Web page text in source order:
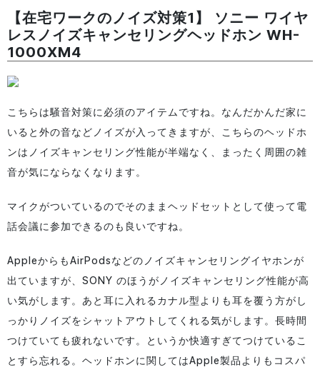
【在宅ワークのノイズ対策1】 ソニー ワイヤ
レスノイズキャンセリングヘッドホン WH-
1000XM4
こちらは騒音対策に必須のアイテムですね。なんだかんだ家に
いると外の音などノイズが入ってきますが、こちらのヘッドホ
ンはノイズキャンセリング性能が半端なく、まったく周囲の雑
音が気にならなくなります。
マイクがついているのでそのままヘッドセットとして使って電
話会議に参加できるのも良いですね。
AppleからもAirPodsなどのノイズキャンセリングイヤホンが
出ていますが、SONY のほうがノイズキャンセリング性能が高
い気がします。あと耳に入れるカナル型よりも耳を覆う方がし
っかりノイズをシャットアウトしてくれる気がします。長時間
つけていても疲れないです。というか快適すぎてつけているこ
とすら忘れる。ヘッドホンに関してはApple製品よりもコスパ